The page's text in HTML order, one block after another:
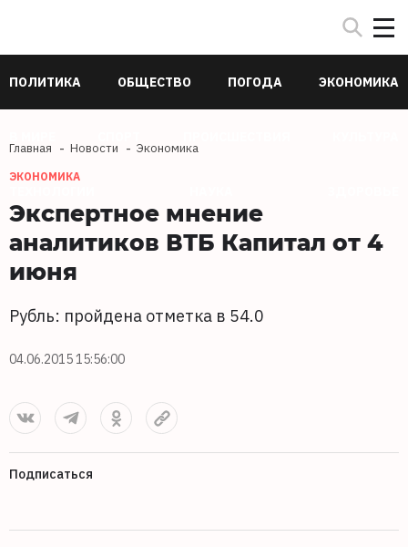
ПОЛИТИКА ОБЩЕСТВО ПОГОДА ЭКОНОМИКА
Главная Новости Экономика
ЭКОНОМИКА
Экспертное мнение
аналитиков ВТБ Капитал от 4
июня
Рубль: пройдена отметка в 54.0
04.06.2015 15:56:00
Подписаться